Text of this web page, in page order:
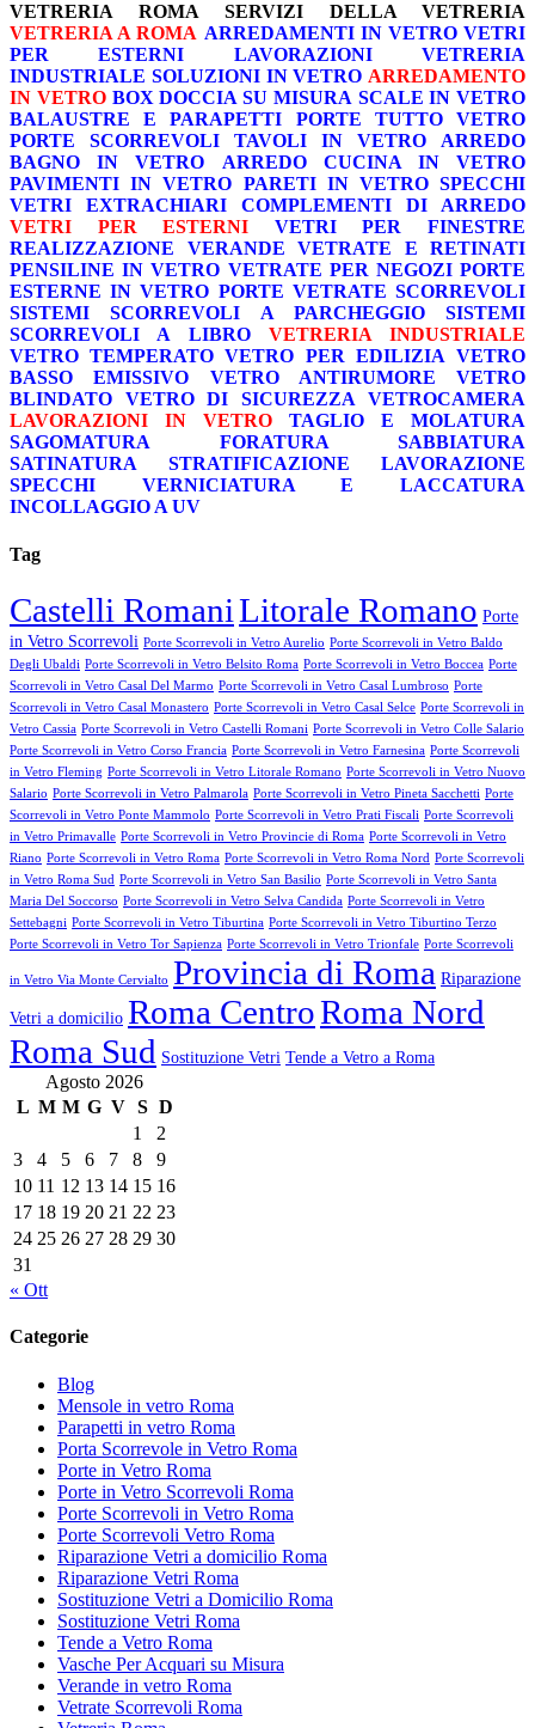
VETRERIA ROMA
SERVIZI DELLA VETRERIA
VETRERIA A ROMA ARREDAMENTI IN VETRO VETRI
PER ESTERNI
LAVORAZIONI
VETRERIA
INDUSTRIALE SOLUZIONI IN VETRO ARREDAMENTO
IN VETRO BOX DOCCIA SU MISURA SCALE IN VETRO
BALAUSTRE E PARAPETTI
PORTE TUTTO VETRO
PORTE SCORREVOLI
TAVOLI IN VETRO
ARREDO
BAGNO IN VETRO
ARREDO CUCINA IN VETRO
PAVIMENTI IN VETRO PARETI IN VETRO SPECCHI
VETRI EXTRACHIARI
COMPLEMENTI DI ARREDO
VETRI PER ESTERNI
VETRI PER FINESTRE
REALIZZAZIONE VERANDE
VETRATE E RETINATI
PENSILINE IN VETRO VETRATE PER NEGOZI PORTE
ESTERNE IN VETRO PORTE VETRATE SCORREVOLI
SISTEMI SCORREVOLI A PARCHEGGIO
SISTEMI
SCORREVOLI A LIBRO
VETRERIA INDUSTRIALE
VETRO TEMPERATO VETRO PER EDILIZIA VETRO
BASSO EMISSIVO
VETRO ANTIRUMORE
VETRO
BLINDATO
VETRO DI SICUREZZA
VETROCAMERA
LAVORAZIONI IN VETRO
TAGLIO E MOLATURA
SAGOMATURA
FORATURA
SABBIATURA
SATINATURA
STRATIFICAZIONE
LAVORAZIONE
SPECCHI
VERNICIATURA E LACCATURA
INCOLLAGGIO A UV
Tag
Castelli RomaniLitorale Romano Porte
in Vetro Scorrevoli Porte Scorrevoli in Vetro Aurelio Porte Scorrevoli in Vetro Baldo
Degli Ubaldi Porte Scorrevoli in Vetro Belsito Roma Porte Scorrevoli in Vetro Boccea Porte
Scorrevoli in Vetro Casal Del Marmo Porte Scorrevoli in Vetro Casal Lumbroso Porte
Scorrevoli in Vetro Casal Monastero Porte Scorrevoli in Vetro Casal Selce Porte Scorrevoli in
Vetro Cassia Porte Scorrevoli in Vetro Castelli Romani Porte Scorrevoli in Vetro Colle Salario
Porte Scorrevoli in Vetro Corso Francia Porte Scorrevoli in Vetro Farnesina Porte Scorrevoli
in Vetro Fleming Porte Scorrevoli in Vetro Litorale Romano Porte Scorrevoli in Vetro Nuovo
Salario Porte Scorrevoli in Vetro Palmarola Porte Scorrevoli in Vetro Pineta Sacchetti Porte
Scorrevoli in Vetro Ponte Mammolo Porte Scorrevoli in Vetro Prati Fiscali Porte Scorrevoli
in Vetro Primavalle Porte Scorrevoli in Vetro Provincie di Roma Porte Scorrevoli in Vetro
Riano Porte Scorrevoli in Vetro Roma Porte Scorrevoli in Vetro Roma Nord Porte Scorrevoli
in Vetro Roma Sud Porte Scorrevoli in Vetro San Basilio Porte Scorrevoli in Vetro Santa
Maria Del Soccorso Porte Scorrevoli in Vetro Selva Candida Porte Scorrevoli in Vetro
Settebagni Porte Scorrevoli in Vetro Tiburtina Porte Scorrevoli in Vetro Tiburtino Terzo
Porte Scorrevoli in Vetro Tor Sapienza Porte Scorrevoli in Vetro Trionfale Porte Scorrevoli
in Vetro Via Monte Cervialto Provincia di Roma Riparazione
Vetri a domicilio Roma CentroRoma Nord
Roma Sud Sostituzione Vetri Tende a Vetro a Roma
Agosto 2026
L M M G V S D
1
2
3
4 5 6 7 8
9
10 11 12 13 14 15 16
17 18 19 20 21 22 23
24 25 26 27 28 29 30
31
« Ott
Categorie
Blog
Mensole in vetro Roma
Parapetti in vetro Roma
Porta Scorrevole in Vetro Roma
Porte in Vetro Roma
Porte in Vetro Scorrevoli Roma
Porte Scorrevoli in Vetro Roma
Porte Scorrevoli Vetro Roma
Riparazione Vetri a domicilio Roma
Riparazione Vetri Roma
Sostituzione Vetri a Domicilio Roma
Sostituzione Vetri Roma
Tende a Vetro Roma
Vasche Per Acquari su Misura
Verande in vetro Roma
Vetrate Scorrevoli Roma